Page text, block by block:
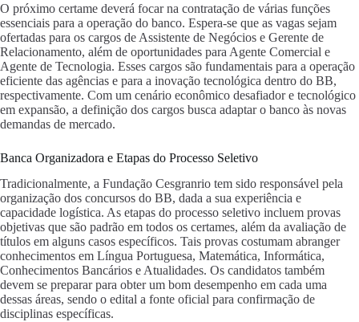
O próximo certame deverá focar na contratação de várias funções
essenciais para a operação do banco. Espera-se que as vagas sejam
ofertadas para os cargos de Assistente de Negócios e Gerente de
Relacionamento, além de oportunidades para Agente Comercial e
Agente de Tecnologia. Esses cargos são fundamentais para a operação
eficiente das agências e para a inovação tecnológica dentro do BB,
respectivamente. Com um cenário econômico desafiador e tecnológico
em expansão, a definição dos cargos busca adaptar o banco às novas
demandas de mercado.
Banca Organizadora e Etapas do Processo Seletivo
Tradicionalmente, a Fundação Cesgranrio tem sido responsável pela
organização dos concursos do BB, dada a sua experiência e
capacidade logística. As etapas do processo seletivo incluem provas
objetivas que são padrão em todos os certames, além da avaliação de
títulos em alguns casos específicos. Tais provas costumam abranger
conhecimentos em Língua Portuguesa, Matemática, Informática,
Conhecimentos Bancários e Atualidades. Os candidatos também
devem se preparar para obter um bom desempenho em cada uma
dessas áreas, sendo o edital a fonte oficial para confirmação de
disciplinas específicas.